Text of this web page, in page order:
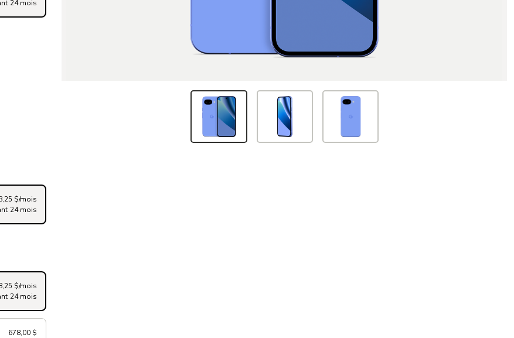
24 mois
$/mois
24 mois
$/mois
24 mois
678,00 $